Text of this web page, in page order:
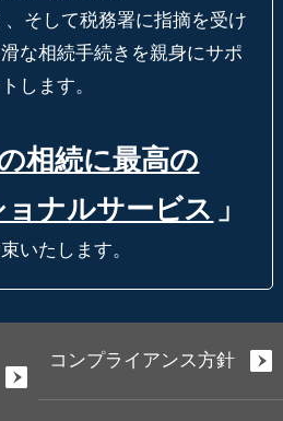
そして税務署に指摘を受け
な相続手続きを親身にサポ
します。
相続に最高の
ナルサービス 」
いたします。
コンプライアンス方針